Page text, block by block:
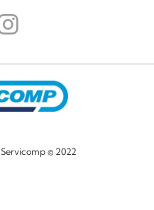
Servicomp © 2022